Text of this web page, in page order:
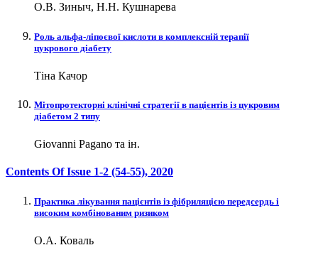
О.В. Зиныч, Н.Н. Кушнарева
Роль альфа-ліпоєвої кислоти в комплексній терапії
цукрового діабету
Тіна Качор
Мітопротекторні клінічні стратегії в пацієнтів із цукровим
діабетом 2 типу
Giovanni Pagano та ін.
Contents Of Issue 1-2 (54-55), 2020
Практика лікування пацієнтів із фібриляцією передсердь і
високим комбінованим ризиком
О.А. Коваль